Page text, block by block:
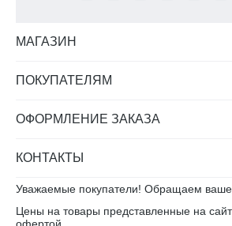
МАГАЗИН
ПОКУПАТЕЛЯМ
ОФОРМЛЕНИЕ ЗАКАЗА
КОНТАКТЫ
Уважаемые покупатели! Обращаем ваше
Цены на товары представленные на